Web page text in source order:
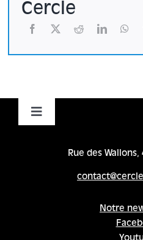
Cercle
Toggle
Rue des Wallons,
Notre